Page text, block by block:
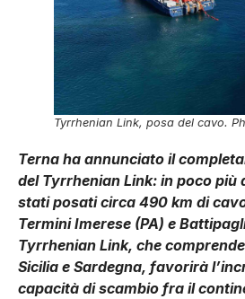
Tyrrhenian Link, posa del cavo.
Terna ha annunciato il
del Tyrrhenian Link: in poco più
stati posati circa 490 km di
Termini Imerese (PA) e
Tyrrhenian Link, che
Sicilia e Sardegna, favorirà
capacità di scambio fra il